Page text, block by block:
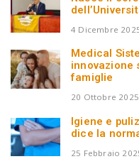
4 Dicembre
Medical
innovazione
famiglie
20 Ottobre 2025
Igiene e
dice la
25 Febbraio